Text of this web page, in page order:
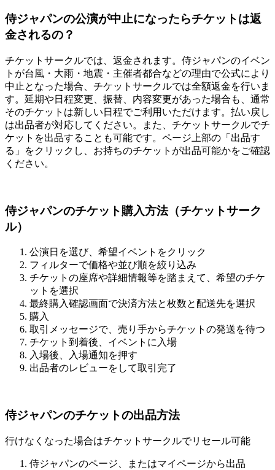
侍ジャパンの公演が中止になったらチケットは返
金されるの？
チケットサークルでは、返金されます。侍ジャパンのイベン
トが台風・大雨・地震・主催者都合などの理由で公式により
中止となった場合、チケットサークルでは全額返金を行いま
す。延期や日程変更、振替、内容変更があった場合も、通常
そのチケットは新しい日程でご利用いただけます。払い戻し
は出品者が対応してください。また、チケットサークルでチ
ケットを出品することも可能です。ページ上部の「出品す
る」をクリックし、お持ちのチケットが出品可能かをご確認
ください。
侍ジャパンのチケット購入方法（チケットサーク
ル）
公演日を選び、希望イベントをクリック
フィルターで価格や並び順を絞り込み
チケットの座席や詳細情報等を踏まえて、希望のチケ
ットを選択
最終購入確認画面で決済方法と枚数と配送先を選択
購入
取引メッセージで、売り手からチケットの発送を待つ
チケット到着後、イベントに入場
入場後、入場通知を押す
出品者のレビューをして取引完了
侍ジャパンのチケットの出品方法
行けなくなった場合はチケットサークルでリセール可能
侍ジャパンのページ、またはマイページから出品